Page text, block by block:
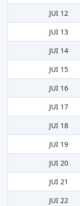
JUI 12
JUI 13
JUI 14
JUI 15
JUI 16
JUI 17
JUI 18
JUI 19
JUI 20
JUI 21
JUI 22